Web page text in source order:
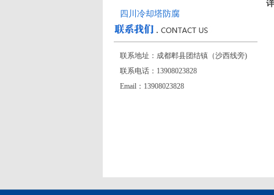
四川冷却塔防腐
联系地址：成都郫县团结镇（沙西线旁)
联系电话：13908023828
Email：13908023828